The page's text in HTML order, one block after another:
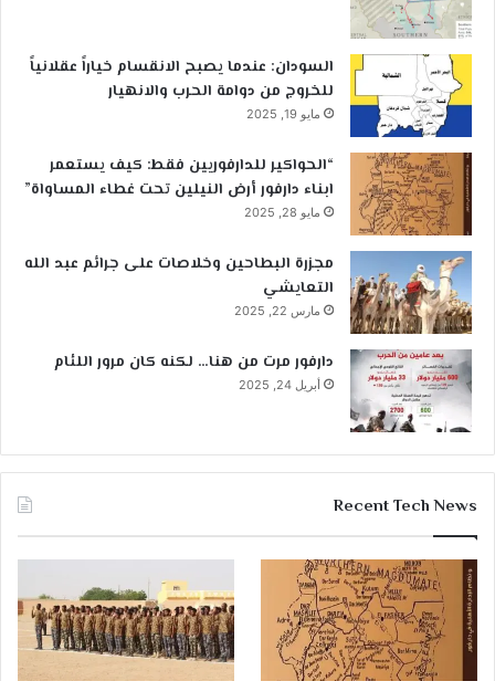
السودان: عندما يصبح الانقسام خياراً عقلانياً
للخروج من دوامة الحرب والانهيار
مايو 19, 2025
“الحواكير للدارفوريين فقط: كيف يستعمر
ابناء دارفور أرض النيلين تحت غطاء المساواة”
مايو 28, 2025
مجزرة البطاحين وخلاصات على جرائم عبد الله
التعايشي
مارس 22, 2025
دارفور مرت من هنا… لكنه كان مرور اللئام
أبريل 24, 2025
Recent Tech News